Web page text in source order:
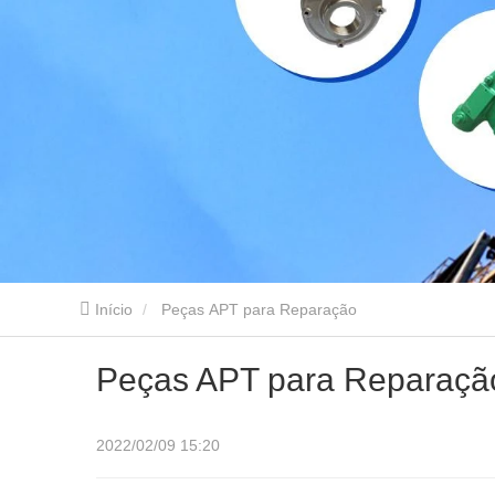
Início Peças APT para Reparação
Peças APT para
2022/02/09 15:20